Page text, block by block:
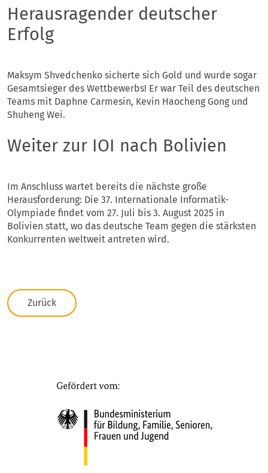
Herausragender deutscher
Erfolg
Maksym Shvedchenko sicherte sich Gold und wurde sogar
Gesamtsieger des Wettbewerbs! Er war Teil des deutschen
Teams mit Daphne Carmesin, Kevin Haocheng Gong und
Shuheng Wei.
Weiter zur IOI nach Bolivien
Im Anschluss wartet bereits die nächste große
Herausforderung: Die 37. Internationale Informatik-
Olympiade findet vom 27. Juli bis 3. August 2025 in
Bolivien statt, wo das deutsche Team gegen die stärksten
Konkurrenten weltweit antreten wird.
Zurück